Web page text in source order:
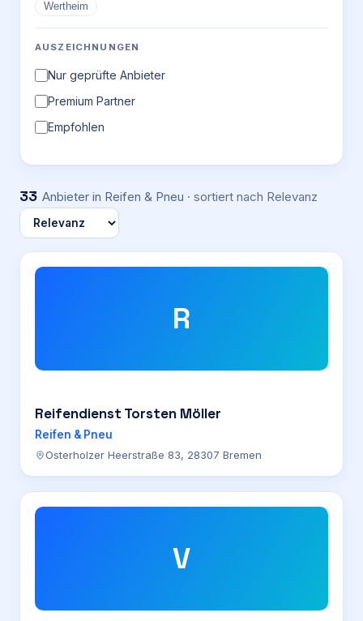
Wertheim
AUSZEICHNUNGEN
Nur geprüfte Anbieter
Premium Partner
Empfohlen
33 Anbieter in Reifen & Pneu · sortiert nach Relevanz
R
Reifendienst Torsten Möller
Reifen & Pneu
Osterholzer Heerstraße 83, 28307 Bremen
V